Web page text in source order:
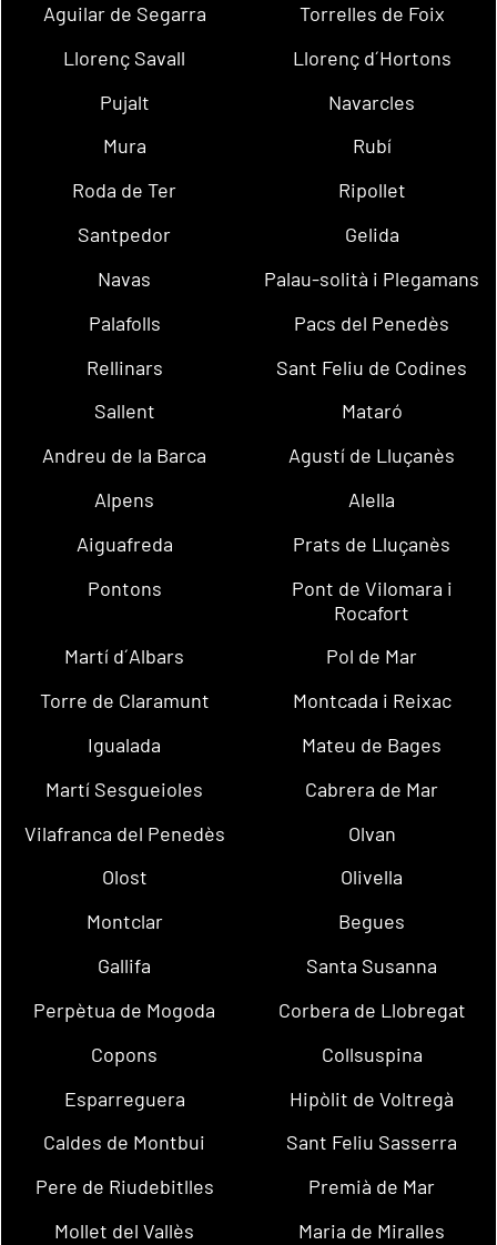
Aguilar de Segarra
Torrelles de Foix
Llorenç Savall
Llorenç d´Hortons
Pujalt
Navarcles
Mura
Rubí
Roda de Ter
Ripollet
Santpedor
Gelida
Navas
Palau-solità i Plegamans
Palafolls
Pacs del Penedès
Rellinars
Sant Feliu de Codines
Sallent
Mataró
Andreu de la Barca
Agustí de Lluçanès
Alpens
Alella
Aiguafreda
Prats de Lluçanès
Pontons
Pont de Vilomara i
Rocafort
Martí d´Albars
Pol de Mar
Torre de Claramunt
Montcada i Reixac
Igualada
Mateu de Bages
Martí Sesgueioles
Cabrera de Mar
Vilafranca del Penedès
Olvan
Olost
Olivella
Montclar
Begues
Gallifa
Santa Susanna
Perpètua de Mogoda
Corbera de Llobregat
Copons
Collsuspina
Esparreguera
Hipòlit de Voltregà
Caldes de Montbui
Sant Feliu Sasserra
Pere de Riudebitlles
Premià de Mar
Mollet del Vallès
Maria de Miralles